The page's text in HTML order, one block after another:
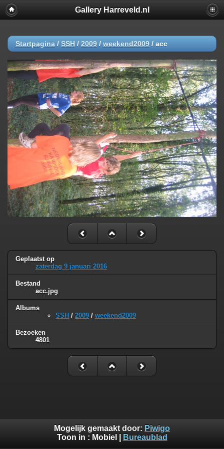
Gallery Harreveld.nl
Startpagina / SSH / 2009 / weekend2009 / acc
Geplaatst op
zaterdag 9 januari 2016
Bestand
acc.jpg
Albums
SSH / 2009 / weekend2009
Bezoeken
4801
Mogelijk gemaakt door: Piwigo
Toon in : Mobiel Bureaublad